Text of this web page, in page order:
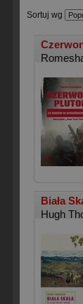
Sortuj wg
Biała
Hugh